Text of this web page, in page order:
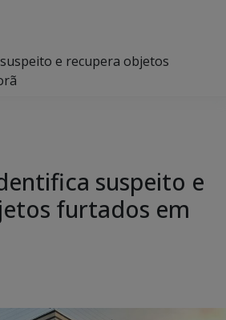
e recupera objetos
suspeito e
furtados em